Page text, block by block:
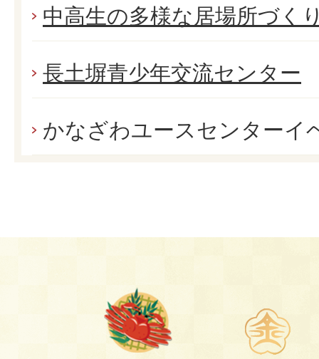
中高生の多様な居場所づく
長土塀青少年交流センター
かなざわユースセンターイ